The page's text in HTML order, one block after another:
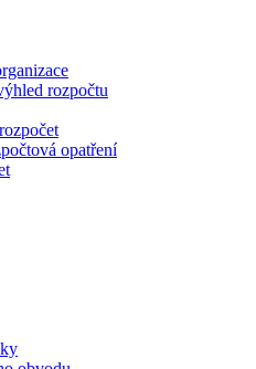
rozpočtu
opatření